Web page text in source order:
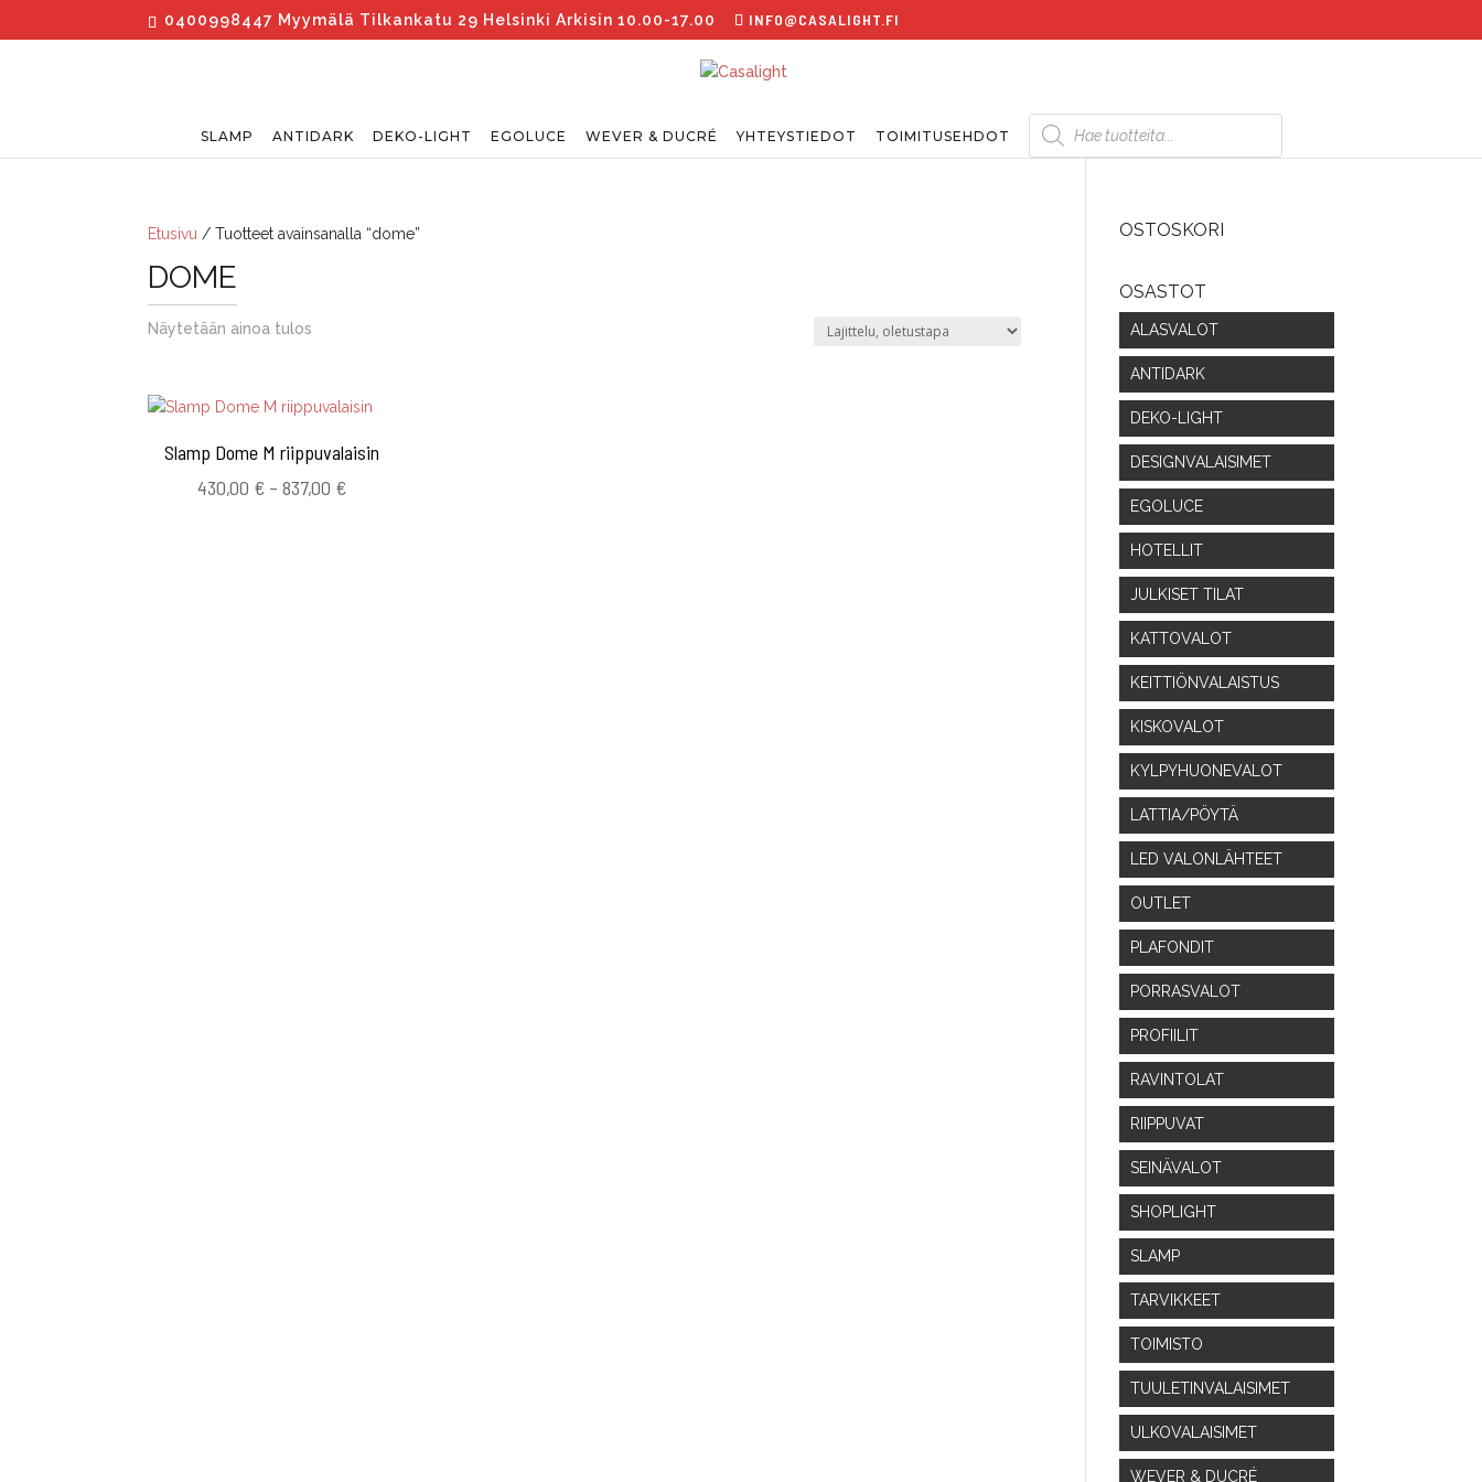
0400998447 Myymälä Tilkankatu 29 Helsinki Arkisin 10.00-17.00 INFO@CASALIGHT.FI
SLAMP ANTIDARK DEKO-LIGHT EGOLUCE WEVER & DUCRÉ YHTEYSTIEDOT TOIMITUSEHDOT
Products
search
Etusivu / Tuotteet avainsanalla “dome”
DOME
Näytetään ainoa tulos
Slamp Dome M riippuvalaisin
430,00 € – 837,00 €Hintaluokka:
OSTOSKORI
OSASTOT
ALASVALOT
ANTIDARK
DEKO-LIGHT
DESIGNVALAISIMET
EGOLUCE
HOTELLIT
JULKISET TILAT
KATTOVALOT
KEITTIÖNVALAISTUS
KISKOVALOT
KYLPYHUONEVALOT
LATTIA/PÖYTÄ
LED VALONLÄHTEET
OUTLET
PLAFONDIT
PORRASVALOT
PROFIILIT
RAVINTOLAT
RIIPPUVAT
SEINÄVALOT
SHOPLIGHT
SLAMP
TARVIKKEET
TOIMISTO
TUULETINVALAISIMET
ULKOVALAISIMET
WEVER & DUCRÉ